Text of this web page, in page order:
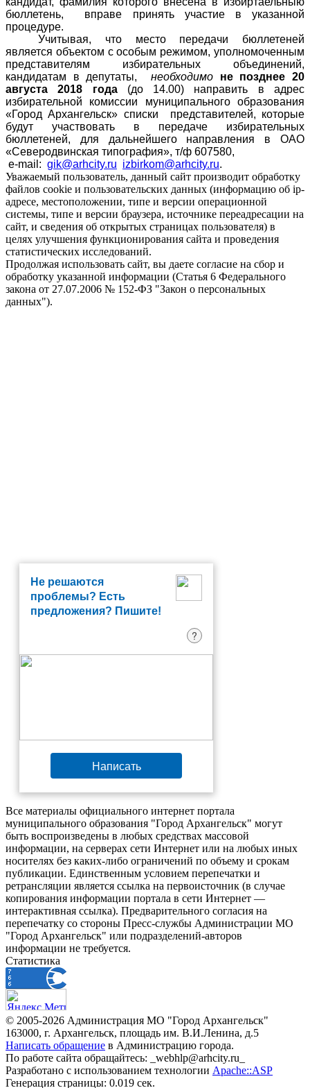
бюллетень, вправе принять участие в указанной
процедуре.
Учитывая, что место передачи бюллетеней
является объектом с особым режимом, уполномоченным
представителям избирательных объединений,
кандидатам в депутаты,
необходимоне позднее 20
августа 2018 года (до 14.00) направить в адрес
избирательной комиссии муниципального образования
«Город Архангельск» списки представителей, которые
будут участвовать в передаче избирательных
бюллетеней, для дальнейшего направления в ОАО
«Северодвинская типография», т/ф 607580,
е-mail: gik@arhcity.ru izbirkom@arhcity.ru.
Уважаемый пользователь, данный сайт производит обработку
файлов cookie и пользовательских данных (информацию об ip-
адресе, местоположении, типе и версии операционной
системы, типе и версии браузера, источнике переадресации на
сайт, и сведения об открытых страницах пользователя) в
целях улучшения функционирования сайта и проведения
статистических исследований.
Продолжая использовать сайт, вы даете согласие на сбор и
обработку указанной информации (Статья 6 Федерального
закона от 27.07.2006 № 152-ФЗ "Закон о персональных
данных").
Не решаются
проблемы? Есть
предложения? Пишите!
?
Написать
Все материалы официального интернет портала
муниципального образования "Город Архангельск" могут
быть воспроизведены в любых средствах массовой
информации, на серверах сети Интернет или на любых иных
носителях без каких-либо ограничений по объему и срокам
публикации. Единственным условием перепечатки и
ретрансляции является ссылка на первоисточник (в случае
копирования информации портала в сети Интернет —
интерактивная ссылка). Предварительного согласия на
перепечатку со стороны Пресс-службы Администрации МО
"Город Архангельск" или подразделений-авторов
информации не требуется.
Статистика
© 2005-2026 Администрация МО "Город Архангельск"
163000, г. Архангельск, площадь им. В.И.Ленина, д.5
Написать обращение в Администрацию города.
По работе сайта обращайтесь: _webhlp@arhcity.ru_
Разработано с использованием технологии Apache::ASP
Генерация страницы: 0.019 сек.